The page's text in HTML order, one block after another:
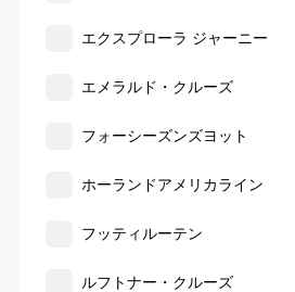
エクスプローラ ジャーニー
エメラルド・クルーズ
フォーシーズンズヨット
ホーランドアメリカライン
フッティルーテン
ルフトナー・クルーズ